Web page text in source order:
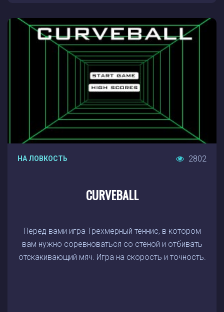
НА ЛОВКОСТЬ 2802
CURVEBALL
Перед вами игра Трехмерный теннис, в котором
вам нужно соревноваться со стеной и отбивать
отскакивающий мяч. Игра на скорость и точность.